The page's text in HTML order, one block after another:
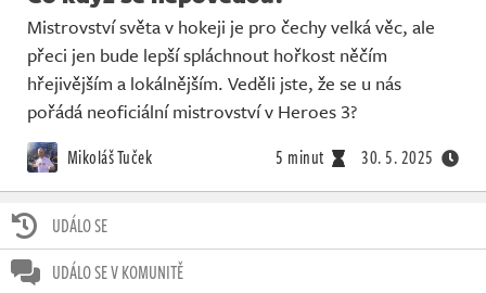
UDÁLO SE
UDÁLO SE V KOMUNITĚ
Mistrovství světa v hokeji je pro čechy velká věc, ale
přeci jen bude lepší spláchnout hořkost něčím
hřejivějším a lokálnějším. Veděli jste, že se u nás
pořádá neoficiální mistrovství v Heroes 3?
Mikoláš Tuček 5 minut 30. 5. 2025